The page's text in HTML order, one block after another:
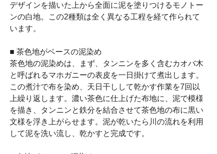
デザインを描いた上から全面に泥を塗りつけるモノトー
ンの白地。この2種類は全く異なる工程を経て作られて
います。
■ 茶色地がベースの泥染め
茶色地の泥染めは、まず、タンニンを多く含むカオバ木
と呼ばれるマホガニーの表皮を一日掛けて煮出します。
この煮汁で布を染め、天日干しして乾かす作業を7回以
上繰り返します。濃い茶色に仕上げた布地に、泥で模様
を描き、タンニンと鉄分を結合させて茶色地の布に黒い
文様を浮き上がらせます。泥が乾いたら川の流れを利用
して泥を洗い流し、乾かすと完成です。